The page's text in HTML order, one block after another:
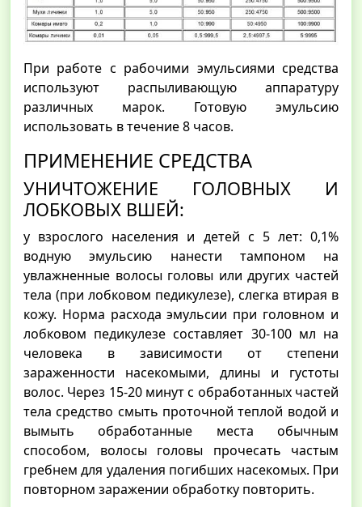
При работе с рабочими эмульсиями средства
используют распыливающую аппаратуру
различных марок. Готовую эмульсию
использовать в течение 8 часов.
ПРИМЕНЕНИЕ СРЕДСТВА
УНИЧТОЖЕНИЕ ГОЛОВНЫХ И
ЛОБКОВЫХ ВШЕЙ:
у взрослого населения и детей с 5 лет: 0,1%
водную эмульсию нанести тампоном на
увлажненные волосы головы или других частей
тела (при лобковом педикулезе), слегка втирая в
кожу. Норма расхода эмульсии при головном и
лобковом педикулезе составляет 30-100 мл на
человека в зависимости от степени
зараженности насекомыми, длины и густоты
волос. Через 15-20 минут с обработанных частей
тела средство смыть проточной теплой водой и
вымыть обработанные места обычным
способом, волосы головы прочесать частым
гребнем для удаления погибших насекомых. При
повторном заражении обработку повторить.